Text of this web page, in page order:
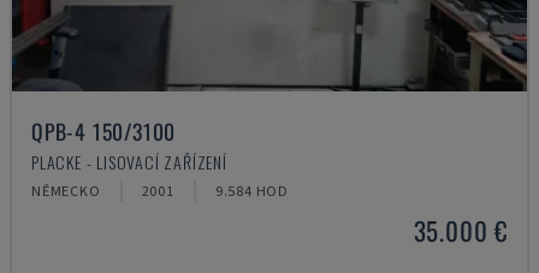
QPB-4 150/3100
PLACKE - LISOVACÍ ZAŘÍZENÍ
NĚMECKO 2001 9.584 HOD
35.000 €